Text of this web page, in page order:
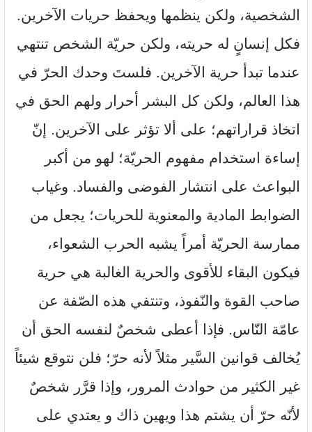
الشخصية، ولكن ينظمها ويحفظ حريات الآخرين.
فكل إنسانٍ له حريته، ولكن حريّة الشخص تنتهي
عندما تبدأ حرية الآخرين. فلستَ وحدك الحرّ في
هذا العالم، ولكن كل البشر أحرار ولهم الحق في
اتخاذ قراراتهم؛ على ألا تؤثر على الآخرين. إنّ
إساءة استخدام مفهوم الحريّة؛ لهو من أكبر
البواعث على انتشار الفوضى والفساد. وغياب
الضوابط المادية والمعنوية للحريات؛ يجعل من
ممارسة الحريّة أمراً يشبه الحرب الشعواء،
فيكون البقاء للأقوى والحرية الغالبة هي حرية
صاحب القوة والنّفوذ، وتنتفي هذه الصّفة عن
عامّة النّاس. فإذا أعطى شخصٌ لنفسه الحق أن
يُخالف قوانين السَّير مثلاً لأنه حرّ؛ فلن نتوقع شيئاً
غير الكثير من حوادث المرور، وإذا قرَّر شخصٌ
لأنّه حرّ أن يشتم هذا ويهين ذاك و يعتدي على